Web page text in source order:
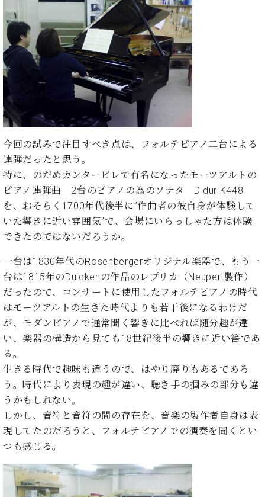
ベ
ヒ
シ
ュ
タ
デ
ス
C.
ベ
ヒ
シ
タ
イ
ン
サ
ー
/
C.
ベ
ヒ
シ
ュ
タ
ン
レ
を
作
こ
と
音
色
と
ッ
チ
ベ
ヒ
シ
タ
イ
ン・
ジ
ャ
パ
ン
り
組
み
ピ
ア
ノ
造
番
ヒ
ュ
タ
イ
ン
の
秘
密
ラ
ン
ド
ヒ
ス
リ
ー
音
楽
家
達
の
声
ベ
シ
ュ
タ
ン
の
音
色
ベ
ヒ
ュ
タ
イ
を
弾
ニ
ュ
ー
イ
ベ
ン
か
ら
の
お
知
せ
(入
荷
報
等)
プ
レ
ス
リ
ー
ス
(お
知
ら
せ・
ィ
ア
情
報)
キ
ャ
ペ
ー
正
規
ィ
ー
ラ
ー・
取
店
店
サ
ロ
い！
音
し
と
い
う
方
お
近
く
の
直
店
舗
で
メルマガ登録
趣
味
ら
本
格
的
に
ぶ
方
ま
イ
ン・
サ
ロ
ン
員
ベ
ヒ
シ
ュ
イ
ン・
ジ
ャ
ン
ブ
ロ
今回の試みで注目すべき点は、フォルテピアノ二台による
連弾だったと思う。
特に、のだめカンタービレで有名になったモーツアルトの
ピアノ連弾曲 2台のピアノの為のソナタ D dur K448
を、おそらく1700年代後半に”作曲者の彼自身が体験して
いた響きに近い雰囲気”で、会場にいらっしゃた方は体験
できたのではないだろうか。
一台は1830年代のRosenbergerオリジナル楽器で、もう一
台は1815年のDulckenの作品のレプリカ（Neupert製作）
だったので、コンサートに使用したフォルテピアノの時代
はモーツアルトの生きた時代よりも若干後になるわけだ
が、モダンピアノで通常聞く響きに比べれば随分趣が違
い、楽器の構造から見ても18世紀後半の響きに近い筈であ
る。
生きる時代で趣味も違うので、はやり廃りもあるであろ
う。時代により表現の趣が違い、聴き手の掴みの部分も違
うかもしれない。
しかし、音符と音符の間の存在を、音楽の製作者自身は表
現してたのだろうと、フォルテピアノでの演奏を聞くとい
つも感じる。